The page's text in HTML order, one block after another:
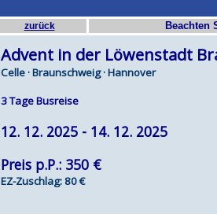
zurück Beachten
Advent in der Löwenstadt
Celle · Braunschweig · Hannover
3 Tage Busreise
12. 12. 2025 - 14. 12. 2025
Preis p.P.: 350 €
EZ-Zuschlag: 80 €